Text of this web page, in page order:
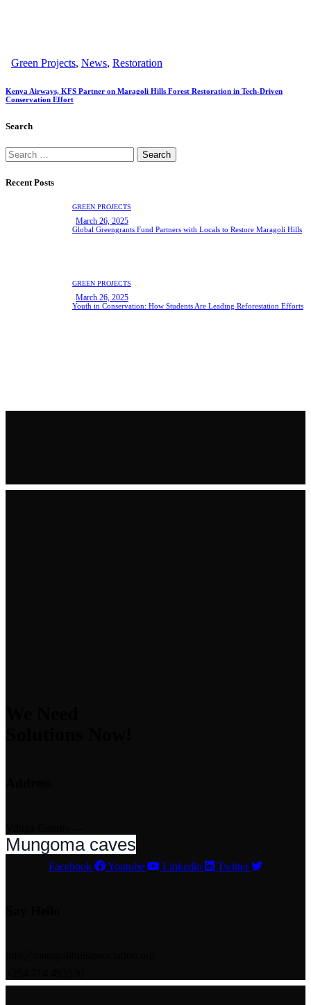
Green Projects, News, Restoration
Kenya Airways, KFS Partner on Maragoli Hills Forest Restoration in Tech-Driven
Conservation Effort
Search
Search
for:
Recent Posts
GREEN PROJECTS
March 26, 2025
Global Greengrants Fund Partners with Locals to Restore Maragoli Hills
GREEN PROJECTS
March 26, 2025
Youth in Conservation: How Students Are Leading Reforestation Efforts
Mungoma caves
Facebook Youtube Linkedin Twitter